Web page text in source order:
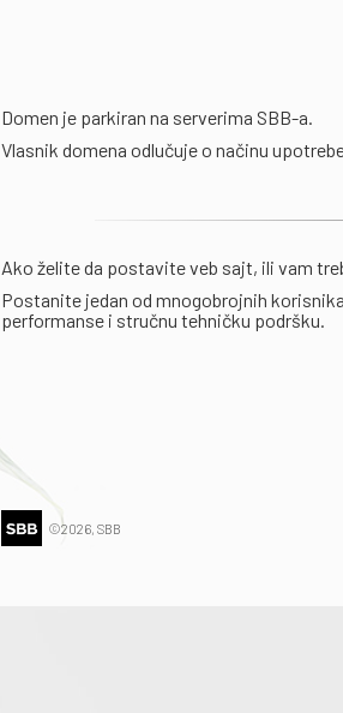
Domen je parkiran na serverima SBB-a.
Vlasnik domena odlučuje o načinu
Ako želite da postavite veb sajt, ili vam
Postanite jedan od mnogobrojnih
performanse i stručnu tehničku podršku.
©2026, SBB